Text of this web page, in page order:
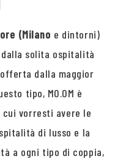
(Milano e dintorni)
solita ospitalità
dalla maggior
tipo, MO.OM è
vorresti avere le
di lusso e la
a ogni tipo di coppia,